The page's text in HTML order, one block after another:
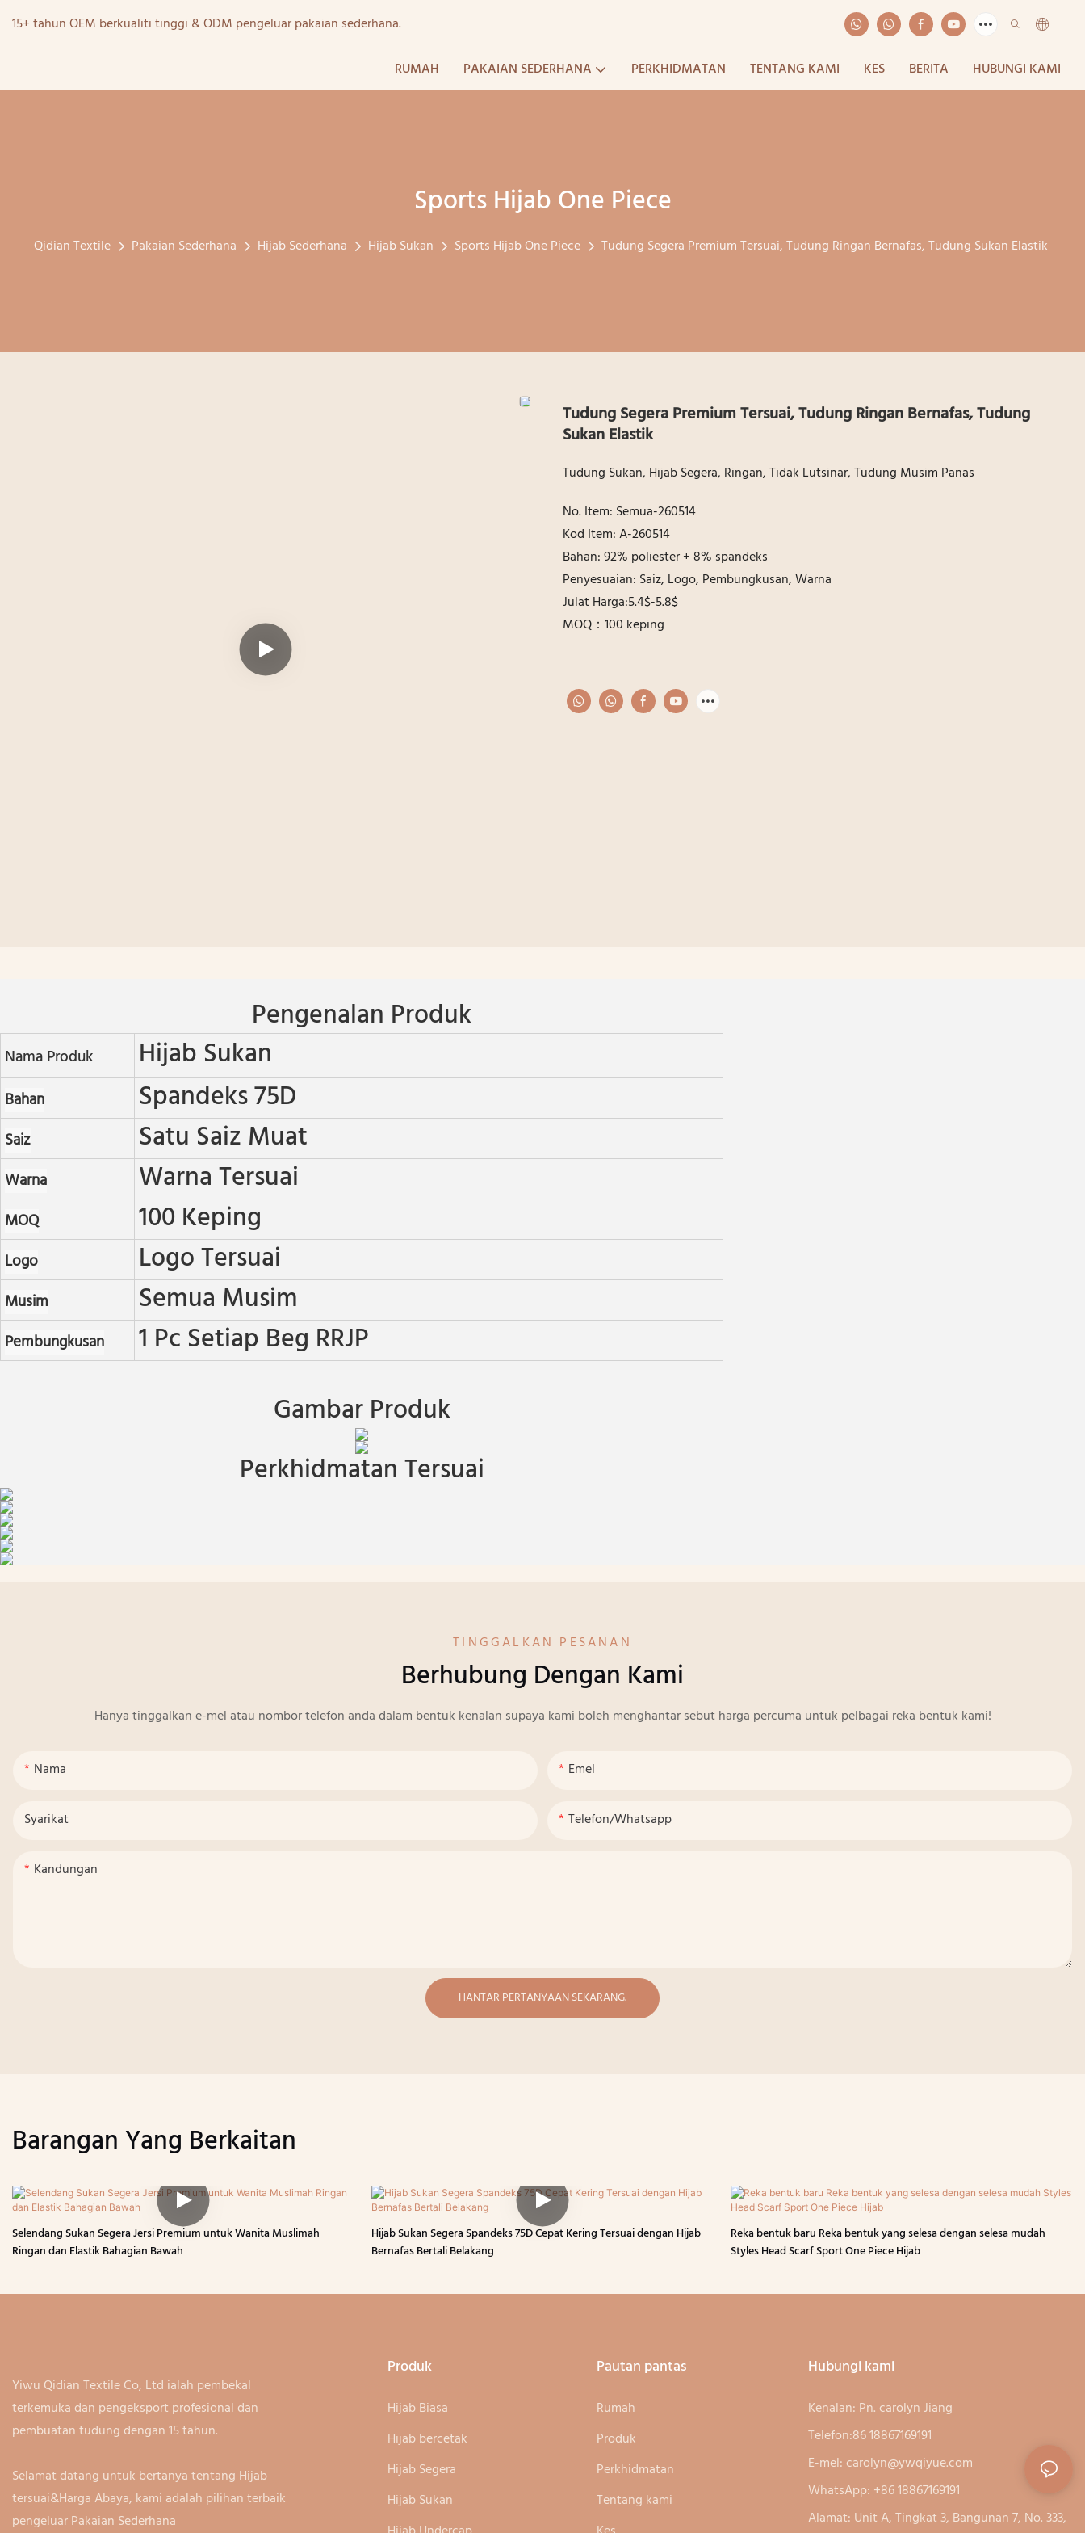
15+ tahun OEM berkualiti tinggi & ODM pengeluar pakaian sederhana.
RUMAH PAKAIAN SEDERHANA PERKHIDMATAN TENTANG KAMI KES BERITA HUBUNGI KAMI
Sports Hijab One Piece
Qidian Textile Pakaian Sederhana Hijab Sederhana Hijab Sukan Sports Hijab One Piece Tudung Segera Premium Tersuai, Tudung Ringan Bernafas, Tudung Sukan Elastik
Tudung Segera Premium Tersuai, Tudung Ringan Bernafas, Tudung
Sukan Elastik
Tudung Sukan, Hijab Segera, Ringan, Tidak Lutsinar, Tudung Musim Panas
No. Item: Semua-260514
Kod Item: A-260514
Bahan: 92% poliester + 8% spandeks
Penyesuaian: Saiz, Logo, Pembungkusan, Warna
Julat Harga:5.4$-5.8$
MOQ：100 keping
Pengenalan Produk
Nama Produk Hijab Sukan
Bahan Spandeks 75D
Saiz Satu Saiz Muat
Warna Warna Tersuai
MOQ 100 Keping
Logo Logo Tersuai
Musim Semua Musim
Pembungkusan
1 Pc Setiap Beg RRJP
Gambar Produk
Perkhidmatan Tersuai
TINGGALKAN PESANAN
Berhubung Dengan Kami
Hanya tinggalkan e-mel atau nombor telefon anda dalam bentuk kenalan supaya kami boleh menghantar sebut harga percuma untuk pelbagai reka bentuk kami!
Nama Emel
Syarikat Telefon/whatsapp
Kandungan
HANTAR PERTANYAAN SEKARANG.
Barangan Yang Berkaitan
Selendang Sukan Segera Jersi Premium untuk Wanita Muslimah
Ringan dan Elastik Bahagian Bawah
Hijab Sukan Segera Spandeks 75D Cepat Kering Tersuai dengan Hijab
Bernafas Bertali Belakang
Reka bentuk baru Reka bentuk yang selesa dengan selesa mudah
Styles Head Scarf Sport One Piece Hijab
Yiwu Qidian Textile Co, Ltd ialah pembekal
terkemuka dan pengeksport profesional dan
pembuatan tudung dengan 15 tahun.
Selamat datang untuk bertanya tentang Hijab
tersuai&Harga Abaya, kami adalah pilihan terbaik
pengeluar Pakaian Sederhana
Produk
Hijab Biasa
Hijab bercetak
Hijab Segera
Hijab Sukan
Pautan pantas
Rumah
Produk
Perkhidmatan
Tentang kami
Hubungi kami
Kenalan: Pn. carolyn Jiang
Telefon:86 18867169191
E-mel:carolyn@ywqiyue.com
WhatsApp: +86 18867169191
Alamat: Unit A, Tingkat 3, Bangunan 7, No. 333,